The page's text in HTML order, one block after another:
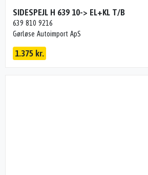
SIDESPEJL H 639 10-> EL+KL T/B
639 810 9216
Gørløse Autoimport ApS
1.375 kr.